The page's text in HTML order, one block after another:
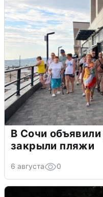
В Сочи
закрыли пляжи
6 августа 0